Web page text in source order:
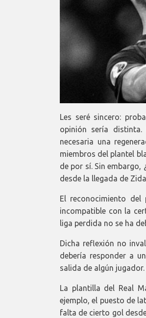
Les seré sincero:
opinión sería
necesaria una
miembros del plantel
de por sí. Sin
desde la llegada de
El reconocimiento
incompatible con la
liga perdida no se ha
Dicha reflexión no
debería responder a
salida de algún
La plantilla del Real
ejemplo, el puesto de
falta de cierto gol